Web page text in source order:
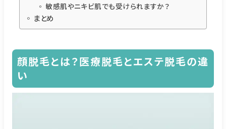
敏感肌やニキビ肌でも受けられますか？
まとめ
顔脱毛とは？医療脱毛とエステ脱毛の違
い